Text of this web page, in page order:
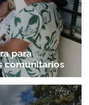
para
comunitarios